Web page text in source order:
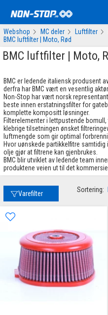
Webshop MC deler Luftfilter
BMC luftfilter | Moto, Rød
BMC luftfilter | Moto,
BMC er ledende italiensk produsent
derfra har BMC vært en vesentlig
Non-Stop har vært norsk
beste innen erstatningsfilter for
komplette kompositt løsninger.
Filterelementer i lettpustende
klebrige tilsetningen ønsket
luftmengde som gir optimal
Hvor uønskede partikkelfitre
olje gjør at filtrene kan gjenbrukes.
BMC blir utviklet av ledende team
produktene veien ut til det
Varefilter Sortering: